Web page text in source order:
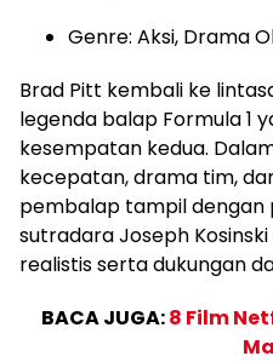
Genre: Aksi, Drama
Brad Pitt kembali ke
legenda balap Formula 1
kesempatan kedua.
kecepatan, drama tim,
pembalap tampil dengan
sutradara Joseph
realistis serta dukungan
BACA JUGA:8 Film